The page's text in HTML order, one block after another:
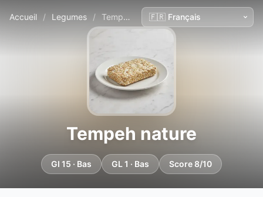
Accueil / Legumes / Tempeh nature
Tempeh nature
GI 15 · Bas GL 1 · Bas Score 8/10